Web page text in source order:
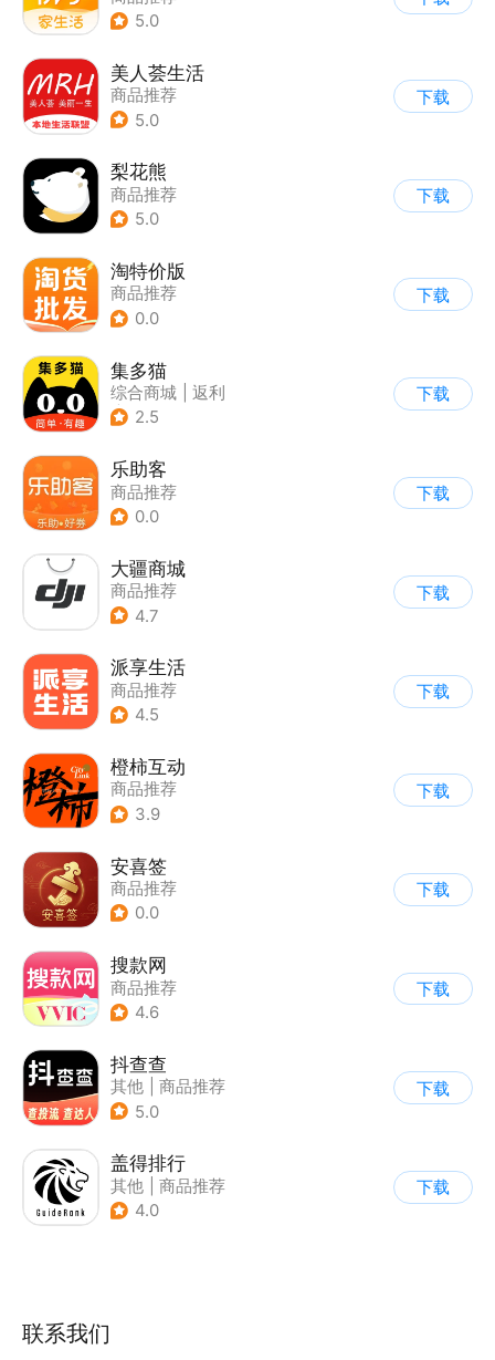
5.0
美人荟生活
商品推荐
5.0
下载
梨花熊
商品推荐
5.0
下载
淘特价版
商品推荐
0.0
下载
集多猫
综合商城
返利
| 商品推荐
2.5
下载
乐助客
商品推荐
0.0
下载
大疆商城
商品推荐
4.7
下载
派享生活
商品推荐
4.5
下载
橙柿互动
商品推荐
3.9
下载
安喜签
商品推荐
0.0
下载
搜款网
商品推荐
4.6
下载
抖查查
其他
商品推荐
5.0
下载
盖得排行
其他
商品推荐
4.0
下载
联系我们